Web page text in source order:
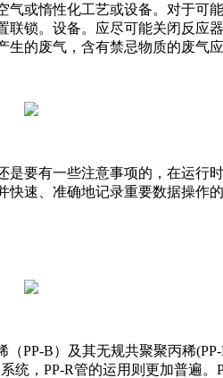
或惰性化工艺或设备。对于可
锁。设备。应尽可能关闭反应
的废气，含有禁忌物质的废气应
要有一些注意事项的，在运行
速、准确地记录重要数据操作
PP-B）及其无规共聚聚丙稀
，PP-R管的运用则更加普遍